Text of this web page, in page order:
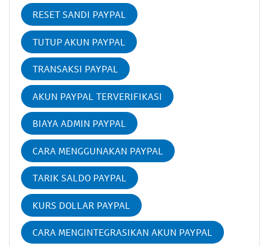
RESET SANDI PAYPAL
TUTUP AKUN PAYPAL
TRANSAKSI PAYPAL
AKUN PAYPAL TERVERIFIKASI
BIAYA ADMIN PAYPAL
CARA MENGGUNAKAN PAYPAL
TARIK SALDO PAYPAL
KURS DOLLAR PAYPAL
CARA MENGINTEGRASIKAN AKUN PAYPAL